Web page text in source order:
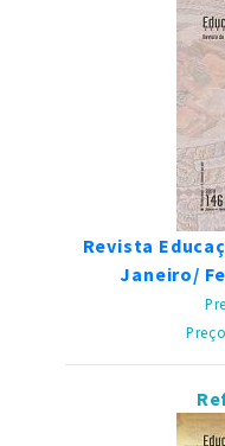
Revista
Janeiro/